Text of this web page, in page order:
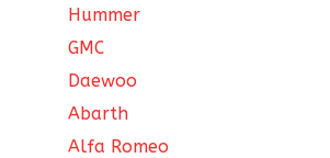
Hummer
GMC
Daewoo
Abarth
Alfa Romeo